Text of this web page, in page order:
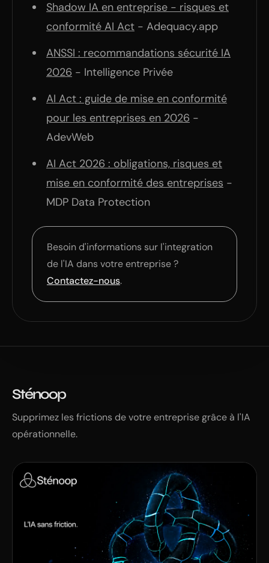
Shadow IA en entreprise - risques et
conformité AI Act - Adequacy.app
ANSSI : recommandations sécurité IA
2026 - Intelligence Privée
AI Act : guide de mise en conformité
pour les entreprises en 2026 -
AdevWeb
AI Act 2026 : obligations, risques et
mise en conformité des entreprises -
MDP Data Protection
Besoin d'informations sur l'integration
de l'IA dans votre entreprise ?
Contactez-nous.
Sténoop
Supprimez les frictions de votre entreprise grâce à l'IA
opérationnelle.